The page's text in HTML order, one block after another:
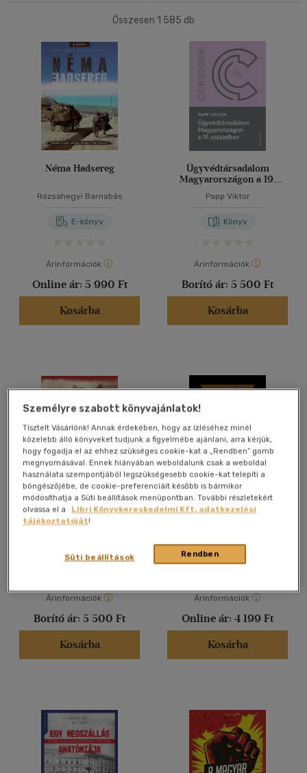
500 Ft alatt(3)
500 Ft - 2500 Ft
2500 Ft - 4500 Ft
4500 Ft felett(619)
Korosztály szerint
Ifjúsági(9)
14 - 18 év (4)
Magyar(1505)
Angol(21)
Japán(2)
Latin(4)
Lengyel(1)
Macedon(1)
több nyelv megjelenítése
Vélemény szerint
(26)
Összesen 1 585 db
Néma Hadsereg
Rózsahegyi Barnabás
E-könyv
Árinformációk
Online ár: 5 990 Ft
Kosárba
Ügyvédtársadalom
Magyarországon a 19.
Papp Viktor
Könyv
Árinformációk
Borító ár: 5 500 Ft
Kosárba
Búcsú a parasztságtól -
Első kötet
Könyv
Árinformációk
Borító ár: 5 500 Ft
Kosárba
Samudaripen - Romák
sorsa a holokauszt idején
Árinformációk
Online ár: 4 199 Ft
Kosárba
Személyre szabott könyvajánlatok!
Tisztelt Vásárlónk! Annak érdekében, hogy az ízléséhez minél
közelebb álló könyveket tudjunk a figyelmébe ajánlani, arra kérjük,
hogy fogadja el az ehhez szükséges cookie-kat a „Rendben” gomb
megnyomásával. Ennek hiányában weboldalunk csak a weboldal
használata szempontjából legszükségesebb cookie-kat telepíti a
böngészőjébe, de cookie-preferenciáit később is bármikor
módosíthatja a Süti beállítások menüpontban. További részletekért
olvassa el a
Libri Könyvkereskedelmi Kft. adatkezelési
tájékoztatóját!
Rendben
Süti beállítások